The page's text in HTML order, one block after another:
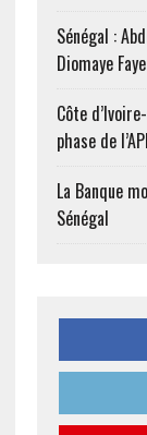
Sénégal :
Diomaye Faye
Côte
phase de
La Banque
Sénégal